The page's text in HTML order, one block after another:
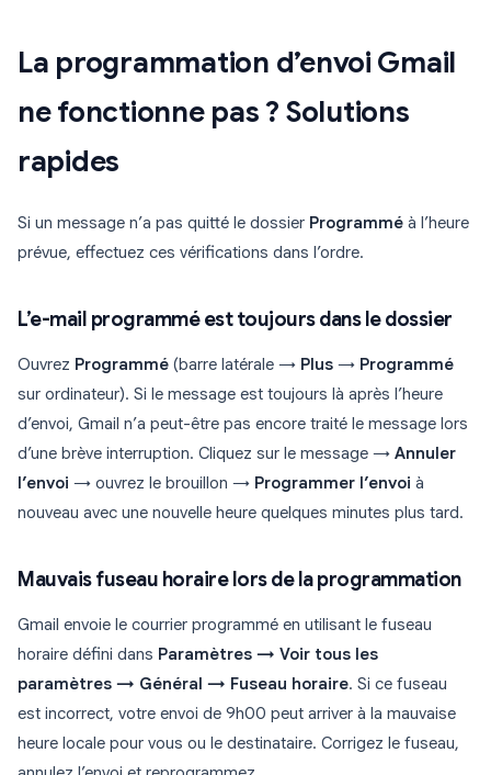
La programmation d’envoi Gmail
ne fonctionne pas ? Solutions
rapides
Si un message n’a pas quitté le dossier Programmé à l’heure
prévue, effectuez ces vérifications dans l’ordre.
L’e-mail programmé est toujours dans le dossier
Ouvrez Programmé (barre latérale → Plus → Programmé
sur ordinateur). Si le message est toujours là après l’heure
d’envoi, Gmail n’a peut-être pas encore traité le message lors
d’une brève interruption. Cliquez sur le message → Annuler
l’envoi → ouvrez le brouillon → Programmer l’envoi à
nouveau avec une nouvelle heure quelques minutes plus tard.
Mauvais fuseau horaire lors de la programmation
Gmail envoie le courrier programmé en utilisant le fuseau
horaire défini dans Paramètres → Voir tous les
paramètres → Général → Fuseau horaire. Si ce fuseau
est incorrect, votre envoi de 9h00 peut arriver à la mauvaise
heure locale pour vous ou le destinataire. Corrigez le fuseau,